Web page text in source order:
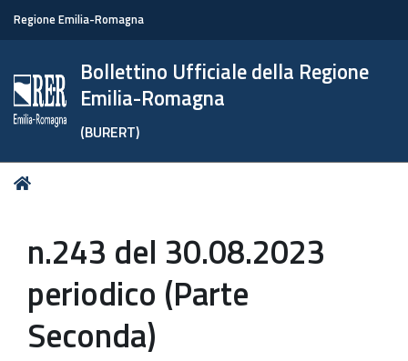
Regione Emilia-Romagna
Bollettino Ufficiale della Regione
Emilia-Romagna
(BURERT)
Tu
n.243 del 30.08.2023
periodico (Parte
Seconda)